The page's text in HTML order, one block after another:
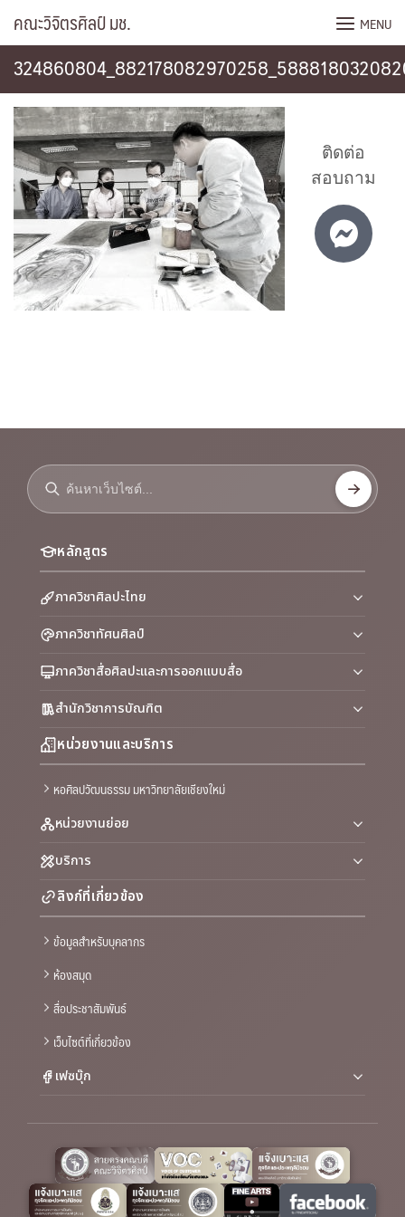
คณะวิจิตรศิลป์ มช. MENU
หลักสูตร
ภาควิชาศิลปะไทย
ภาควิชาทัศนศิลป์
ภาควิชาสื่อศิลปะและการออกแบบสื่อ
สำนักวิชาการบัณฑิต
หน่วยงานและบริการ
หอศิลปวัฒนธรรม มหาวิทยาลัยเชียงใหม่
หน่วยงานย่อย
บริการ
ลิงก์ที่เกี่ยวข้อง
ข้อมูลสำหรับบุคลากร
ห้องสมุด
สื่อประชาสัมพันธ์
เว็บไซต์ที่เกี่ยวข้อง
เฟซบุ๊ก
ติดต่อ
สอบถาม